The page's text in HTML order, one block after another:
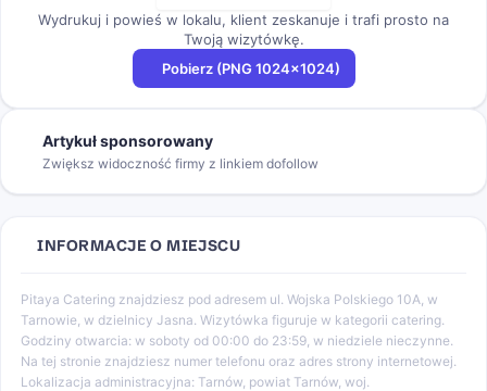
Wydrukuj i powieś w lokalu, klient zeskanuje i trafi prosto na
Twoją wizytówkę.
Pobierz (PNG 1024×1024)
Artykuł sponsorowany
Zwiększ widoczność firmy z linkiem dofollow
INFORMACJE O MIEJSCU
Pitaya Catering znajdziesz pod adresem ul. Wojska Polskiego 10A, w
Tarnowie, w dzielnicy Jasna. Wizytówka figuruje w kategorii catering.
Godziny otwarcia: w soboty od 00:00 do 23:59, w niedziele nieczynne.
Na tej stronie znajdziesz numer telefonu oraz adres strony internetowej.
Lokalizacja administracyjna: Tarnów, powiat Tarnów, woj.